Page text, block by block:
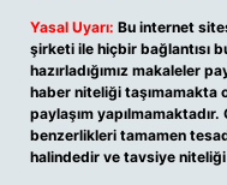
Yasal Uyarı: Bu internet
şirketi ile hiçbir bağlantısı
hazırladığımız makaleler
haber niteliği taşımamakta
paylaşım
benzerlikleri tamamen
halindedir ve tavsiye niteliği